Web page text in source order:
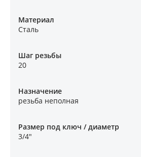
Материал
Сталь
Шаг резьбы
20
Назначение
резьба неполная
Размер под ключ / диаметр
3/4"